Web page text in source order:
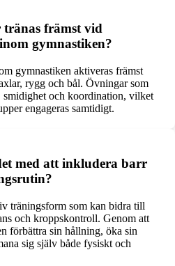
främst vid
gymnastiken?
gymnastiken aktiveras främst
rygg och bål. Övningar som
smidighet och koordination, vilket
engageras samtidigt.
med att inkludera barr
träningsform som kan bidra till
och kroppskontroll. Genom att
förbättra sin hållning, öka sin
sig själv både fysiskt och